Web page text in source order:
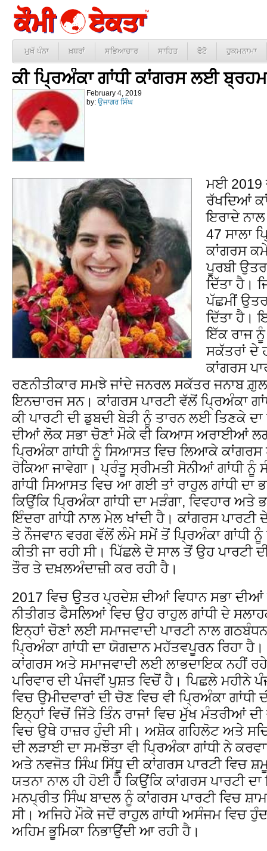
ਮੁਖੱ ਪੰਨਾ ਖ਼ਬਰਾਂ ਸਭਿਆਚਾਰ ਸਾਹਿਤ ਫੋਟੋ ਹੁਕਮਨਾਮਾ
ਕੀ ਪ੍ਰਿਅੰਕਾ ਗਾਂਧੀ ਕਾਂਗਰਸ ਲਈ
February 4, 2019
by: ਉਜਾਗਰ ਸਿੰਘ
ਮਈ 2019
ਰੱਖਦਿਆਂ
ਇਰਾਦੇ
47 ਸਾਲਾ
ਕਾਂਗਰਸ
ਪੂਰਬੀ
ਦਿੱਤਾ ਹੈ।
ਪੱਛਮੀਂ
ਦਿੱਤਾ ਹੈ।
ਇੱਕ ਰਾਜ
ਸਕੱਤਰਾਂ ਦੇ
ਕਾਂਗਰਸ
ਰਣਨੀਤੀਕਾਰ ਸਮਝੇ ਜਾਂਦੇ ਜਨਰਲ ਸਕੱਤਰ ਜਨਾਬ
ਇਨਚਾਰਜ ਸਨ। ਕਾਂਗਰਸ ਪਾਰਟੀ ਵੱਲੋਂ ਪ੍ਰਿਅੰਕਾ
ਕੀ ਪਾਰਟੀ ਦੀ ਡੁਬਦੀ ਬੇੜੀ ਨੂੰ ਤਾਰਨ ਲਈ ਤਿਣਕੇ
ਦੀਆਂ ਲੋਕ ਸਭਾ ਚੋਣਾਂ ਮੌਕੇ ਵੀ ਕਿਆਸ ਅਰਾਈਆਂ
ਪ੍ਰਿਅੰਕਾ ਗਾਂਧੀ ਨੂੰ ਸਿਆਸਤ ਵਿਚ ਲਿਆਕੇ ਕਾਂਗਰਸ
ਰੋਕਿਆ ਜਾਵੇਗਾ। ਪ੍ਰੰਤੂ ਸ੍ਰੀਮਤੀ ਸੋਨੀਆਂ ਗਾਂਧੀ ਨੂੰ
ਗਾਂਧੀ ਸਿਆਸਤ ਵਿਚ ਆ ਗਈ ਤਾਂ ਰਾਹੁਲ ਗਾਂਧੀ ਦਾ
ਕਿਉਂਕਿ ਪ੍ਰਿਅੰਕਾ ਗਾਂਧੀ ਦਾ ਮੜੰਗਾ, ਵਿਵਹਾਰ ਅਤੇ
ਇੰਦਰਾ ਗਾਂਧੀ ਨਾਲ ਮੇਲ ਖਾਂਦੀ ਹੈ। ਕਾਂਗਰਸ ਪਾਰਟੀ
ਤੇ ਨੌਜਵਾਨ ਵਰਗ ਵੱਲੋਂ ਲੰਮੇ ਸਮੇਂ ਤੋਂ ਪ੍ਰਿਅੰਕਾ ਗਾਂਧੀ
ਕੀਤੀ ਜਾ ਰਹੀ ਸੀ। ਪਿੱਛਲੇ ਦੋ ਸਾਲ ਤੋਂ ਉਹ
ਤੌਰ ਤੇ ਦਖ਼ਲਅੰਦਾਜ਼ੀ ਕਰ ਰਹੀ ਹੈ।
2017 ਵਿਚ ਉਤਰ ਪ੍ਰਦੇਸ਼ ਦੀਆਂ ਵਿਧਾਨ ਸਭਾ
ਨੀਤੀਗਤ ਫੈਸਲਿਆਂ ਵਿਚ ਉਹ ਰਾਹੁਲ ਗਾਂਧੀ ਦੇ
ਇਨ੍ਹਾਂ ਚੋਣਾਂ ਲਈ ਸਮਾਜਵਾਦੀ ਪਾਰਟੀ ਨਾਲ
ਪ੍ਰਿਅੰਕਾ ਗਾਂਧੀ ਦਾ ਯੋਗਦਾਨ ਮਹੱਤਵਪੂਰਨ ਰਿਹਾ ਹੈ।
ਕਾਂਗਰਸ ਅਤੇ ਸਮਾਜਵਾਦੀ ਲਈ ਲਾਭਦਾਇਕ ਨਹੀਂ
ਪਰਿਵਾਰ ਦੀ ਪੰਜਵੀਂ ਪੁਸ਼ਤ ਵਿਚੋਂ ਹੈ। ਪਿਛਲੇ ਮਹੀਨੇ
ਵਿਚ ਉਮੀਦਵਾਰਾਂ ਦੀ ਚੋਣ ਵਿਚ ਵੀ ਪ੍ਰਿਅੰਕਾ ਗਾਂਧੀ
ਇਨ੍ਹਾਂ ਵਿਚੋਂ ਜਿੱਤੇ ਤਿੰਨ ਰਾਜਾਂ ਵਿਚ ਮੁੱਖ ਮੰਤਰੀਆਂ
ਵਿਚ ਉਥੇ ਹਾਜ਼ਰ ਹੁੰਦੀ ਸੀ। ਅਸ਼ੋਕ ਗਹਿਲੋਟ ਅਤੇ
ਦੀ ਲੜਾਈ ਦਾ ਸਮਝੌਤਾ ਵੀ ਪ੍ਰਿਅੰਕਾ ਗਾਂਧੀ ਨੇ
ਅਤੇ ਨਵਜੋਤ ਸਿੰਘ ਸਿੱਧੂ ਦੀ ਕਾਂਗਰਸ ਪਾਰਟੀ ਵਿਚ
ਯਤਨਾ ਨਾਲ ਹੀ ਹੋਈ ਹੈ ਕਿਉਂਕਿ ਕਾਂਗਰਸ ਪਾਰਟੀ
ਮਨਪ੍ਰੀਤ ਸਿੰਘ ਬਾਦਲ ਨੂੰ ਕਾਂਗਰਸ ਪਾਰਟੀ ਵਿਚ
ਸੀ। ਅਜਿਹੇ ਮੌਕੇ ਜਦੋਂ ਰਾਹੁਲ ਗਾਂਧੀ ਅਸੰਜਮ ਵਿਚ
ਅਹਿਮ ਭੂਮਿਕਾ ਨਿਭਾਉਂਦੀ ਆ ਰਹੀ ਹੈ।